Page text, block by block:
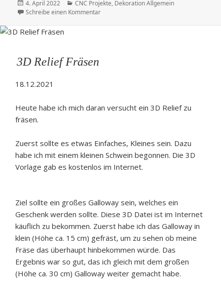
Veröffentlicht
am
4. April 2022 Kategorien
CNC Projekte, Dekoration Allgemein
Schreibe einen Kommentarzu Ring Toss / Ring Werfen Trinkspiel
3D Relief Fräsen
18.12.2021
Heute habe ich mich daran versucht ein 3D Relief zu
fräsen.
Zuerst sollte es etwas Einfaches, Kleines sein. Dazu
habe ich mit einem kleinen Schwein begonnen. Die 3D
Vorlage gab es kostenlos im Internet.
Ziel sollte ein großes Galloway sein, welches ein
Geschenk werden sollte. Diese 3D Datei ist im Internet
käuflich zu bekommen. Zuerst habe ich das Galloway in
klein (Höhe ca. 15 cm) gefräst, um zu sehen ob meine
Fräse das überhaupt hinbekommen würde. Das
Ergebnis war so gut, das ich gleich mit dem großen
(Höhe ca. 30 cm) Galloway weiter gemacht habe.